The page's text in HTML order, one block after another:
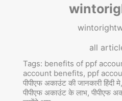
all
Tags: benefits of ppf
account benefits, ppf
पीपीएफ अकाउंट की जानकारी हिंदी मे,
पीपीएफ अकाउंट के लाभ, पीपीएफ